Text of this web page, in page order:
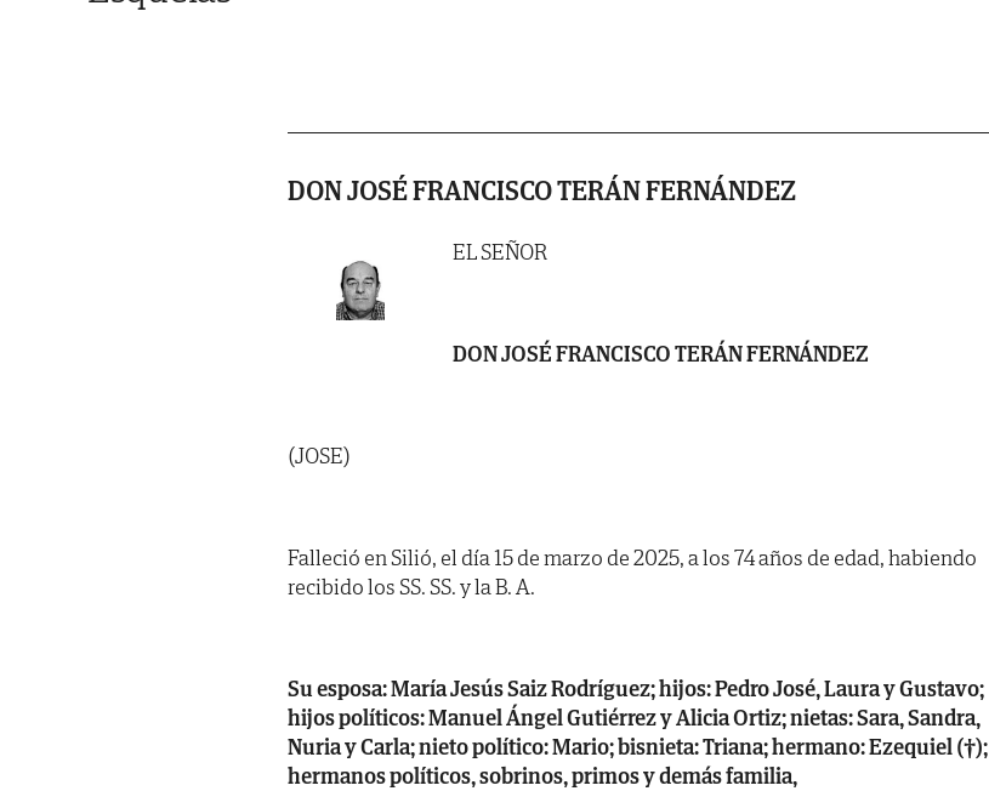
DON JOSÉ FRANCISCO TERÁN FERNÁNDEZ
EL SEÑOR
DON JOSÉ FRANCISCO TERÁN FERNÁNDEZ
(JOSE)
Falleció en Silió, el día 15 de marzo de 2025, a los 74 años de edad, habiendo
recibido los SS. SS. y la B. A.
Su esposa: María Jesús Saiz Rodríguez; hijos: Pedro José, Laura y Gustavo;
hijos políticos: Manuel Ángel Gutiérrez y Alicia Ortiz; nietas: Sara, Sandra,
Nuria y Carla; nieto político: Mario; bisnieta: Triana; hermano: Ezequiel (†);
hermanos políticos, sobrinos, primos y demás familia,